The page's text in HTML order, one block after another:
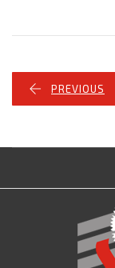
PREVIOUS